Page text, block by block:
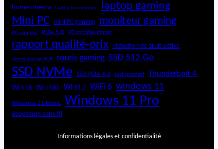
home cinéma laptop bureautique laptop gaming
Mini PC mini PC gaming moniteur gaming
PC compact PCIe 5.0 PC portable gamer
rapport qualité-prix réduction de bruit active
rétroéclairage RGB souris gaming SSD 512 Go
SSD NVMe SSD PCIe 4.0 test produit Thunderbolt 4
Wi-Fi 6 Wi-Fi 6E Wi-Fi 7 WiFi 6 windows 11
Windows 11 Home Windows 11 Pro
écouteurs sans fil
Informations légales et confidentialité